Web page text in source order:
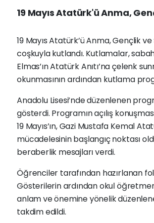
19 Mayıs Atatürk'ü Anma,
19 Mayıs Atatürk’ü Anma, Gençlik
coşkuyla kutlandı. Kutlamalar,
Elmas’ın Atatürk Anıtı’na çelenk
okunmasının ardından kutlama
Anadolu Lisesi’nde düzenlenen
gösterdi. Programın açılış
19 Mayıs’ın, Gazi Mustafa Kemal
mücadelesinin başlangıç noktası
beraberlik mesajları verdi.
Öğrenciler tarafından hazırlanan
Gösterilerin ardından okul
anlam ve önemine yönelik
takdim edildi.